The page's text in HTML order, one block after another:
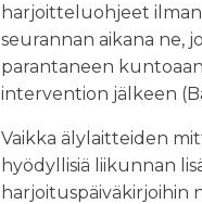
harjoitteluohjeet
seurannan aikana ne,
parantaneen
intervention jälkeen
Vaikka älylaitteiden
hyödyllisiä liikunnan
harjoituspäiväkirjoihin